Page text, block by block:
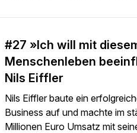
#27 »Ich will mit
Menschenleben
Nils Eiffler
Nils Eiffler baute ein
Business auf und machte im
Millionen Euro Umsatz mit